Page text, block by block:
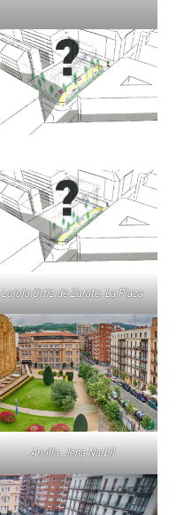
Loiola Ortiz de Zarate. La Plaza
Arcilla. Jena Narbil